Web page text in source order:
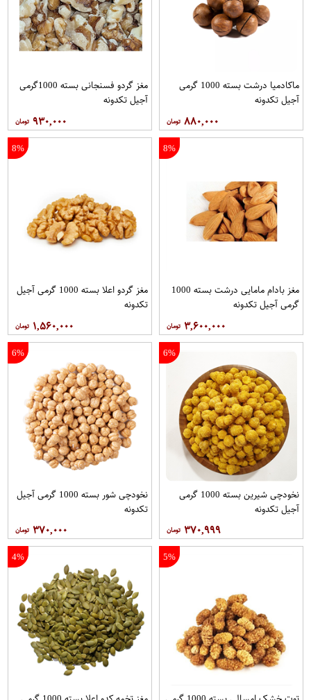
ماکادمیا درشت بسته 1000 گرمی
آجیل تکدونه
۸۸۰,۰۰۰
مغز گردو فسنجانی بسته 1000گرمی
آجیل تکدونه
۹۳۰,۰۰۰
8%
مغز بادام مامایی درشت بسته 1000
گرمی آجیل تکدونه
۳,۶۰۰,۰۰۰
8%
مغز گردو اعلا بسته 1000 گرمی آجیل
تکدونه
۱,۵۶۰,۰۰۰
6%
نخودچی شیرین بسته 1000 گرمی
آجیل تکدونه
۳۷۰,۹۹۹
6%
نخودچی شور بسته 1000 گرمی آجیل
تکدونه
۳۷۰,۰۰۰
5%
4%